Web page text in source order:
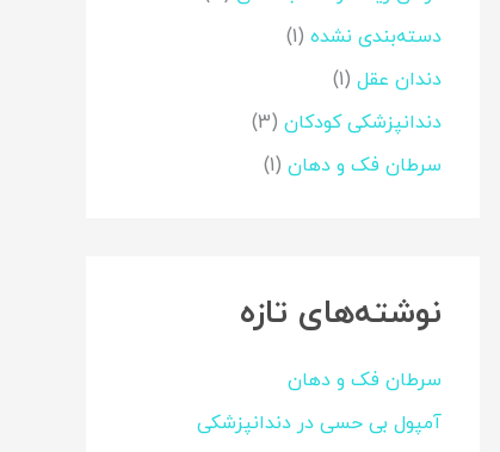
دسته‌بندی نشده (1)
دندان عقل (1)
دندانپزشکی کودکان (3)
سرطان فک و دهان (1)
نوشته‌های تازه
سرطان فک و دهان
آمپول بی حسی در دندانپزشکی